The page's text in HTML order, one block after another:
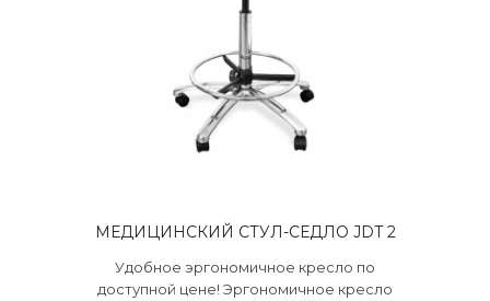
МЕДИЦИНСКИЙ СТУЛ-СЕДЛО JDT 2
Удобное эргономичное кресло по
доступной цене! Эргономичное кресло